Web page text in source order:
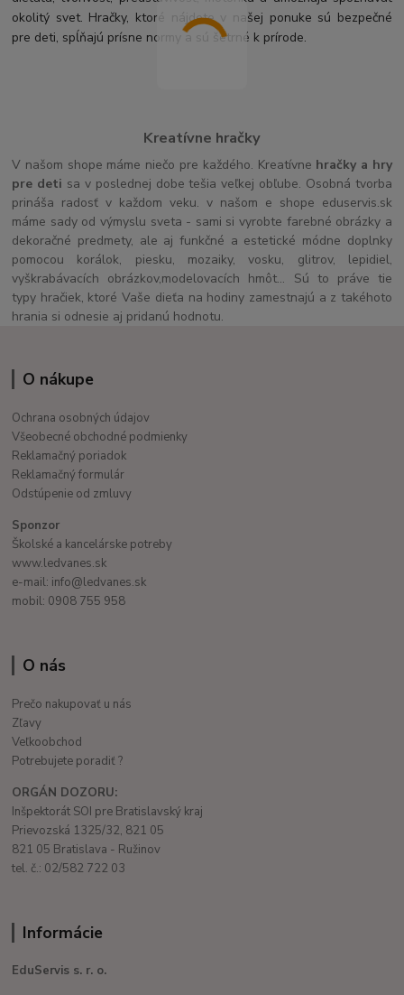
okolitý svet. Hračky, ktoré nájdete v našej ponuke sú bezpečné
pre deti, spĺňajú prísne normy a sú šetrné k prírode.
Kreatívne hračky
V našom shope máme niečo pre každého. Kreatívne hračky a hry
pre deti sa v poslednej dobe tešia veľkej obľube. Osobná tvorba
prináša radosť v každom veku. v našom e shope eduservis.sk
máme sady od výmyslu sveta - sami si vyrobte farebné obrázky a
dekoračné predmety, ale aj funkčné a estetické módne doplnky
pomocou korálok, piesku, mozaiky, vosku, glitrov, lepidiel,
vyškrabávacích obrázkov,modelovacích hmôt... Sú to práve tie
typy hračiek, ktoré Vaše dieťa na hodiny zamestnajú a z takéhoto
hrania si odnesie aj pridanú hodnotu.
O nákupe
Ochrana osobných údajov
Všeobecné obchodné podmienky
Reklamačný poriadok
Reklamačný formulár
Odstúpenie od zmluvy
Sponzor
Školské a kancelárske potreby
www.ledvanes.sk
e-mail: info@ledvanes.sk
mobil: 0908 755 958
O nás
Prečo nakupovať u nás
Zľavy
Veľkoobchod
Potrebujete poradiť ?
ORGÁN DOZORU:
Inšpektorát SOI pre Bratislavský kraj
Prievozská 1325/32, 821 05
821 05 Bratislava - Ružinov
tel. č.: 02/582 722 03
Informácie
EduServis s. r. o.